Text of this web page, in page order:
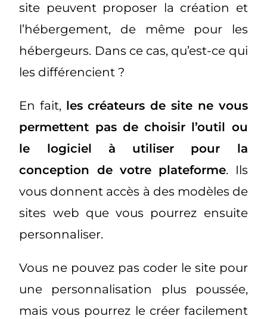
site peuvent proposer la création et
l’hébergement, de même pour les
hébergeurs. Dans ce cas, qu’est-ce qui
les différencient ?
En fait, les créateurs de site ne vous
permettent pas de choisir l’outil ou
le logiciel à utiliser pour la
conception de votre plateforme. Ils
vous donnent accès à des modèles de
sites web que vous pourrez ensuite
personnaliser.
Vous ne pouvez pas coder le site pour
une personnalisation plus poussée,
mais vous pourrez le créer facilement